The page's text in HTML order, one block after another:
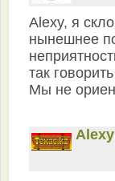
Alexy, я
нынешнее
так
Мы не
Alexy